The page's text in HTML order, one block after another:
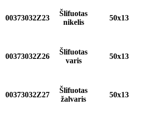
00373032Z23
Šlifuotas
nikelis
50x13
00373032Z26
Šlifuotas
varis
50x13
00373032Z27
Šlifuotas
žalvaris
50x13